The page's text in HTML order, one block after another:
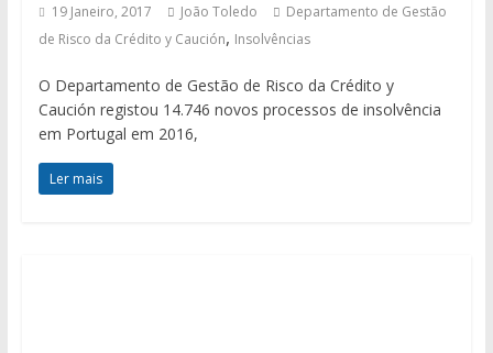
19 Janeiro, 2017 João Toledo
Departamento de Gestão
de Risco da Crédito y Caución, Insolvências
O Departamento de Gestão de Risco da Crédito y
Caución registou 14.746 novos processos de insolvência
em Portugal em 2016,
Ler mais